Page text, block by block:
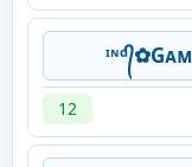
12